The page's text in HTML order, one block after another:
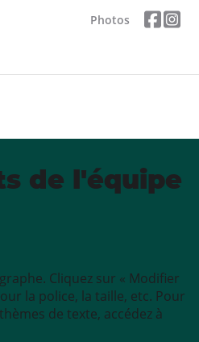
Photos
de l'équipe
Cliquez sur « Modifier
la police, la taille, etc. Pour
de texte, accédez à